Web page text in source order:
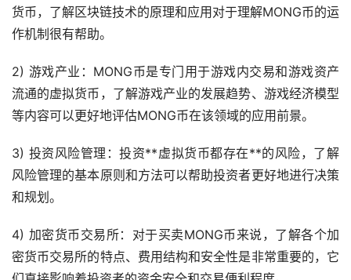
货币，了解区块链技术的原理和应用对于理解MONG币的运
作机制很有帮助。
2) 游戏产业：MONG币是专门用于游戏内交易和游戏资产
流通的虚拟货币，了解游戏产业的发展趋势、游戏经济模型
等内容可以更好地评估MONG币在该领域的应用前景。
3) 投资风险管理：投资**虚拟货币都存在**的风险，了解
风险管理的基本原则和方法可以帮助投资者更好地进行决策
和规划。
4) 加密货币交易所：对于买卖MONG币来说，了解各个加
密货币交易所的特点、费用结构和安全性是非常重要的，它